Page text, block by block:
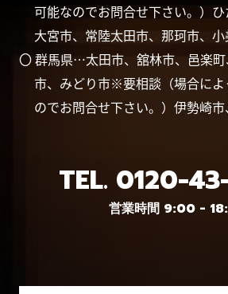
可能なのでお問合せ下さい。）
大宮市、常陸太田市、那珂市、
〇 群馬県…太田市、舘林市、邑楽
市、みどり市※要相談（場合によ
のでお問合せ下さい。）伊勢崎
TEL. 0120-
営業時間 9:00 -